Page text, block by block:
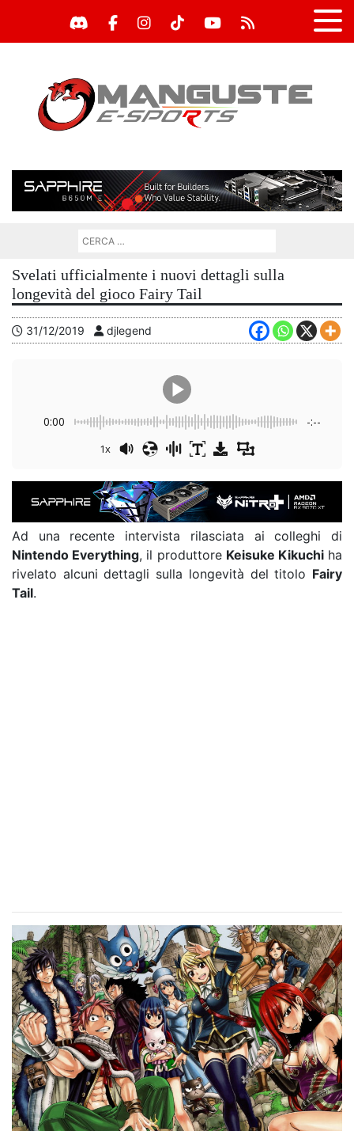
Svelati ufficialmente i nuovi dettagli sulla
longevità del gioco Fairy Tail
31/12/2019 djlegend
0:00 -:--
1x
Ad una recente intervista rilasciata ai colleghi di
Nintendo Everything, il produttore Keisuke Kikuchiha
rivelato alcuni dettagli sulla longevità del titolo Fairy
Tail.